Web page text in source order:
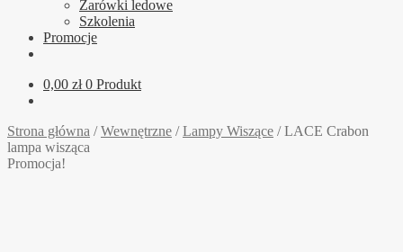
Żarówki ledowe
Szkolenia
Promocje
0,00 zł 0 Produkt
Strona główna /Wewnętrzne /Lampy Wiszące /LACE Crabon
lampa wisząca
Promocja!